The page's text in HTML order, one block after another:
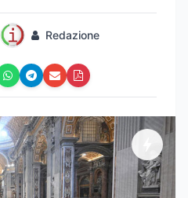
Redazione